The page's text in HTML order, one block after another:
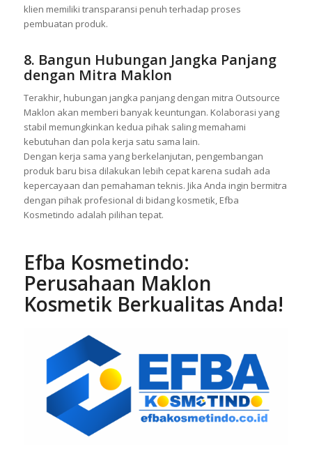
klien memiliki transparansi penuh terhadap proses
pembuatan produk.
8. Bangun Hubungan Jangka Panjang
dengan Mitra Maklon
Terakhir, hubungan jangka panjang dengan mitra Outsource
Maklon akan memberi banyak keuntungan. Kolaborasi yang
stabil memungkinkan kedua pihak saling memahami
kebutuhan dan pola kerja satu sama lain.
Dengan kerja sama yang berkelanjutan, pengembangan
produk baru bisa dilakukan lebih cepat karena sudah ada
kepercayaan dan pemahaman teknis. Jika Anda ingin bermitra
dengan pihak profesional di bidang kosmetik, Efba
Kosmetindo adalah pilihan tepat.
Efba Kosmetindo:
Perusahaan Maklon
Kosmetik Berkualitas Anda!